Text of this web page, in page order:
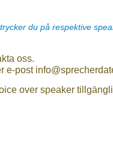
du på respektive
oss.
e-post
over speaker